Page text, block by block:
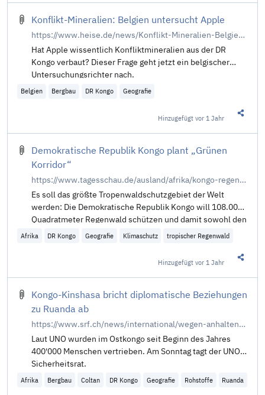
Konflikt-Mineralien: Belgien untersucht Apple
https://www.heise.de/news/Konflikt-Mineralien-Belgien-untersucht-Apple-10249699.html
Hat Apple wissentlich Konfliktmineralien aus der DR
Kongo verbaut? Dieser Frage geht jetzt ein belgischer
Untersuchungsrichter nach.
Belgien Bergbau DR Kongo Geografie
Hinzugefügtvor 1 Jahr
Demokratische Republik Kongo plant „Grünen
Korridor“
https://www.tagesschau.de/ausland/afrika/kongo-regenwaldschutzgebiet-102.html
Es soll das größte Tropenwaldschutzgebiet der Welt
werden: Die Demokratische Republik Kongo will 108.000
Quadratmeter Regenwald schützen und damit sowohl den
Klimawandel bremsen als auch neue Arbeitsplätze
Afrika DR Kongo Geografie Klimaschutz tropischer Regenwald
Hinzugefügtvor 1 Jahr
Kongo-Kinshasa bricht diplomatische Beziehungen
zu Ruanda ab
https://www.srf.ch/news/international/wegen-anhaltendem-konflikt-kongo-kinshasa-bricht-diplomatische-beziehungen-zu-ruanda-ab
Laut UNO wurden im Ostkongo seit Beginn des Jahres
400'000 Menschen vertrieben. Am Sonntag tagt der UNO-
Sicherheitsrat.
Afrika Bergbau Coltan DR Kongo Geografie Rohstoffe Ruanda